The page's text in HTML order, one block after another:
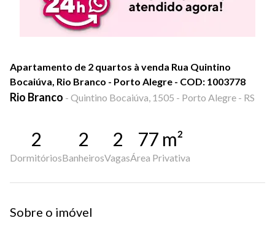
Apartamento de 2 quartos à venda Rua Quintino
Bocaiúva, Rio Branco - Porto Alegre - COD: 1003778
Rio Branco - Quintino Bocaiúva, 1505 - Porto Alegre - RS
2
Dormitórios
2
Banheiros
2
Vagas
77 m²
Área Privativa
Sobre o imóvel